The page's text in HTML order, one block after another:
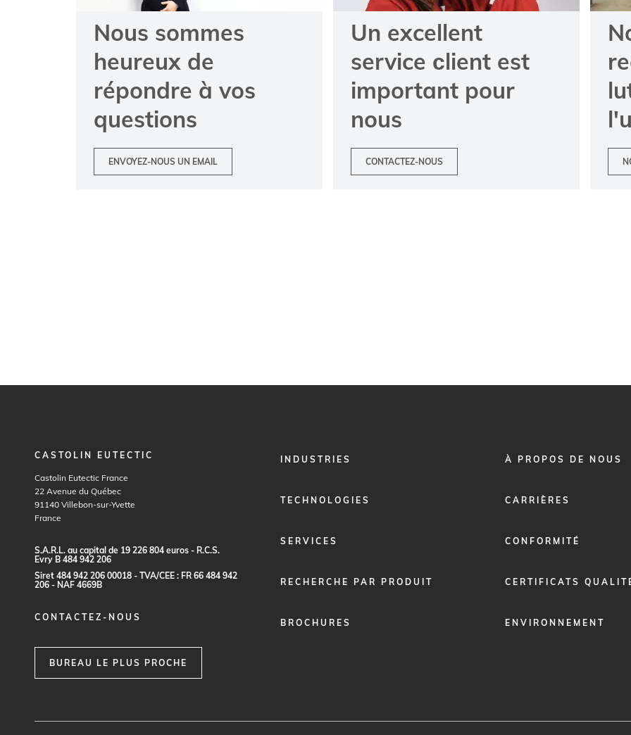
Nous sommes
heureux de
répondre à vos
questions
ENVOYEZ-NOUS UN EMAIL
Un excellent
service сlient est
important pour
nous
CONTACTEZ-NOUS
CASTOLIN EUTECTIC
Castolin Eutectic France
22 Avenue du Québec
91140 Villebon-sur-Yvette
France
S.A.R.L. au capita de 19 226 804 euros - R.C.S.
Evry B 484 942 206
Siret 484 942 206 00018 - TVA/CEE : FR 66 484 942
206 - NAF 4669B
CONTACTEZ-NOUS
BUREAU LE PLUS PROCHE
FOOTERINDUSTRIES
TECHNOLOGIES
SERVICES
RECHERCHE PAR PRODUIT
BROCHURES
FOOTER
À PROPOS DE NOUS
CARRIÈRES
CONFORMITÉ
CERTIFICATS
ENVIRONNEMENT